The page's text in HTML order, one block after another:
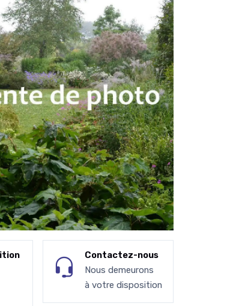
Contactez-nous
Nous demeurons
à votre disposition